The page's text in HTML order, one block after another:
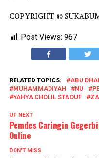
COPYRIGHT ©
Post Views: 967
RELATED TOPICS: ABU
MUHAMMADIYAH
NU
YAHYA CHOLIL STAQUF
UP NEXT
Pemdes Caringin
Online
DON'T MISS